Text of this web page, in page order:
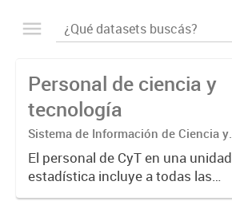
Personal de ciencia y
tecnología
Sistema de Información de Ciencia y
Tecnología Argentino (SICYTAR)
El personal de CyT en una unidad
estadística incluye a todas las
personas involucradas